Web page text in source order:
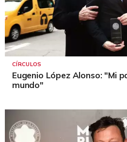
CÍRCULOS
Eugenio López Alonso: "Mi
mundo"